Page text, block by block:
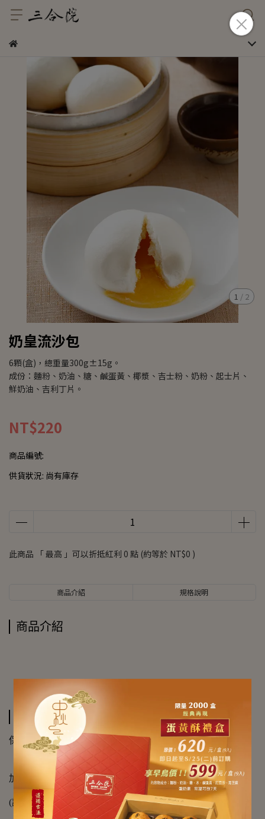
1 / 2
奶皇流沙包
6顆(盒)，總重量300g±15g。
成份：麵粉、奶油、糖、鹹蛋黃、椰漿、吉士粉、奶粉、起士片、
鮮奶油、吉利丁片。
NT$220
商品編號:
供貨狀況: 尚有庫存
此商品 「 最高 」可以折抵紅利 0 點 (約等於 NT$0 )
商品介紹 規格說明
商品介紹
規格說明
保存方式：冷凍15天
加熱及食用方法：退冰後，在電鍋預熱後，蒸約7分即可。
(請依實際情況調整)